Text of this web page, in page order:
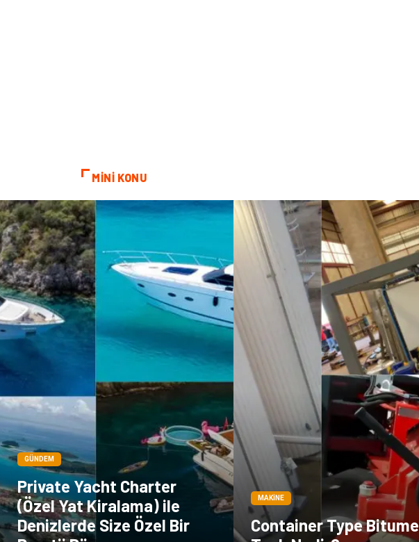
MİNİ KONU
GÜNDEM
Private Yacht Charter
(Özel Yat Kiralama) ile
Denizlerde Size Özel Bir
MAKINE
Container Type